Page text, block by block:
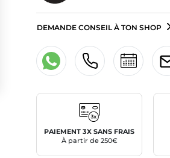
DEMANDE CONSEIL À TON SHOP
PAIEMENT 3X SANS FRAIS
À partir de 250€